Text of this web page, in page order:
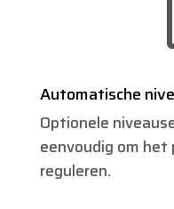
Automatische
Optionele
eenvoudig om
reguleren.